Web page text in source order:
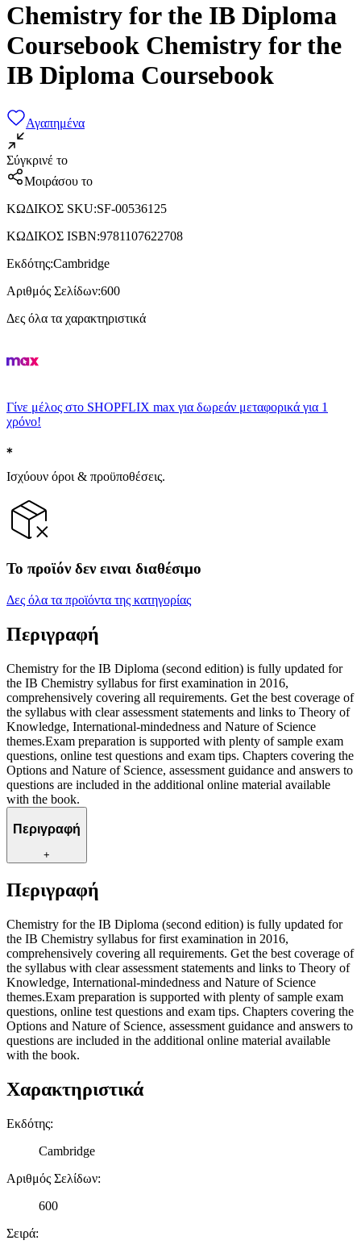
Chemistry for the IB Diploma
Coursebook Chemistry for the
IB Diploma Coursebook
Αγαπημένα
Σύγκρινέ το
Μοιράσου το
ΚΩΔΙΚΟΣ SKU:SF-00536125
ΚΩΔΙΚΟΣ ISBN:9781107622708
Εκδότης:Cambridge
Αριθμός Σελίδων:600
Δες όλα τα χαρακτηριστικά
Γίνε μέλος στο SHOPFLIX max για δωρεάν μεταφορικά για 1
χρόνο!
Ισχύουν όροι & προϋποθέσεις.
Το προϊόν δεν ειναι διαθέσιμο
Δες όλα τα προϊόντα της κατηγορίας
Περιγραφή
Chemistry for the IB Diploma (second edition) is fully updated for
the IB Chemistry syllabus for first examination in 2016,
comprehensively covering all requirements. Get the best coverage of
the syllabus with clear assessment statements and links to Theory of
Knowledge, International-mindedness and Nature of Science
themes.Exam preparation is supported with plenty of sample exam
questions, online test questions and exam tips. Chapters covering the
Options and Nature of Science, assessment guidance and answers to
questions are included in the additional online material available
with the book.
Περιγραφή
+
Περιγραφή
Chemistry for the IB Diploma (second edition) is fully updated for
the IB Chemistry syllabus for first examination in 2016,
comprehensively covering all requirements. Get the best coverage of
the syllabus with clear assessment statements and links to Theory of
Knowledge, International-mindedness and Nature of Science
themes.Exam preparation is supported with plenty of sample exam
questions, online test questions and exam tips. Chapters covering the
Options and Nature of Science, assessment guidance and answers to
questions are included in the additional online material available
with the book.
Χαρακτηριστικά
Εκδότης:
Cambridge
Αριθμός Σελίδων:
600
Σειρά: